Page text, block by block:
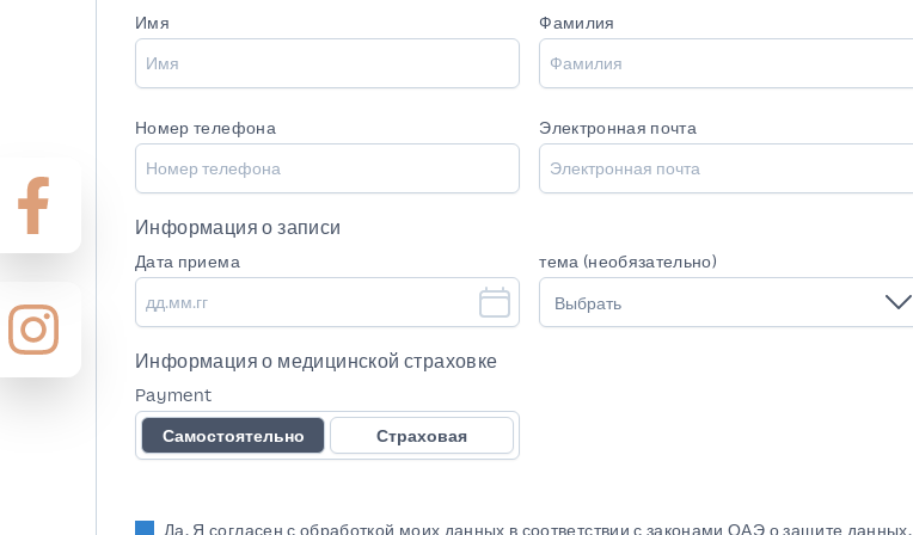
Имя Фамилия
Номер телефона Электронная почта
Информация о записи
Дата приема
тема (необязательно)
Выбрать
Информация о медицинской страховке
Payment
Самостоятельно
Страховая
Да, Я согласен с обработкой моих данных в соответствии с законами ОАЭ о защите данных.